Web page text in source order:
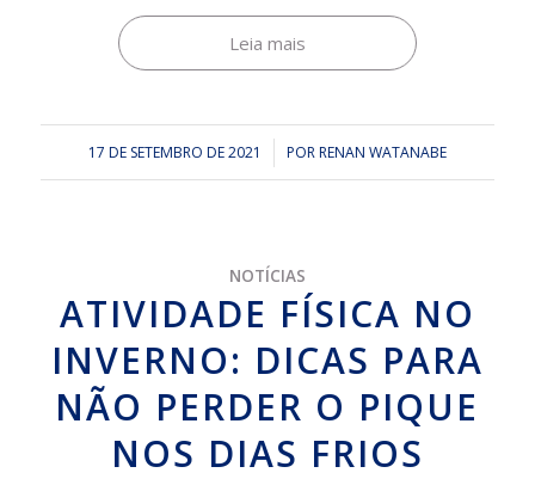
Leia mais
17 DE SETEMBRO DE 2021
/ PORRENAN WATANABE
NOTÍCIAS
ATIVIDADE FÍSICA NO
INVERNO: DICAS PARA
NÃO PERDER O PIQUE
NOS DIAS FRIOS